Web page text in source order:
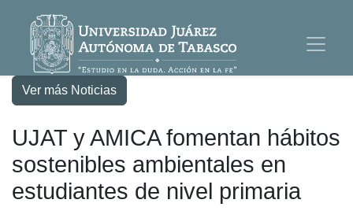
Ver más Noticias
UJAT y AMICA fomentan hábitos
sostenibles ambientales en
estudiantes de nivel primaria